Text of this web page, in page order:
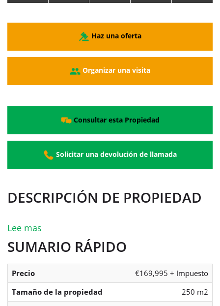
Haz una oferta
Organizar una visita
Consultar esta Propiedad
Solicitar una devolución de llamada
DESCRIPCIÓN DE PROPIEDAD
Lee mas
SUMARIO RÁPIDO
Precio
€169,995 + Impuesto
Tamaño de la propiedad
250 m2